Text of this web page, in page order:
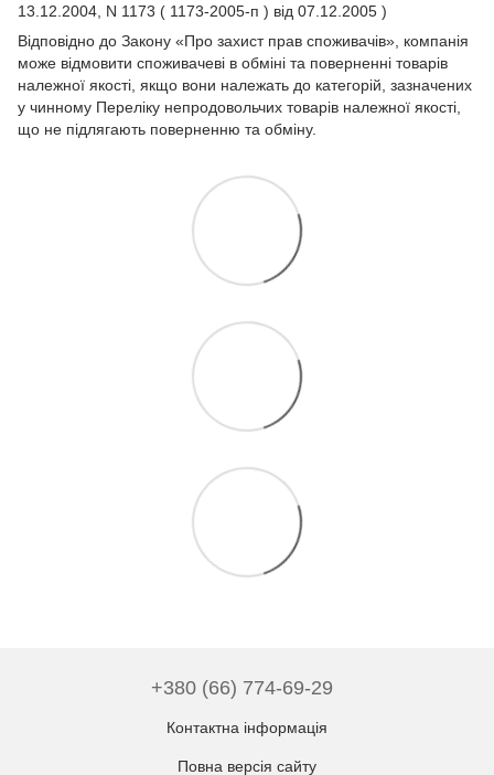
13.12.2004, N 1173 ( 1173-2005-п ) від 07.12.2005 )
Відповідно до Закону «Про захист прав споживачів» , компанія
може відмовити споживачеві в обміні та поверненні товарів
належної якості, якщо вони належать до категорій, зазначених
у чинному Переліку непродовольчих товарів належної якості,
що не підлягають поверненню та обміну.
+380 (66) 774-69-29
Контактна інформація
Повна версія сайту